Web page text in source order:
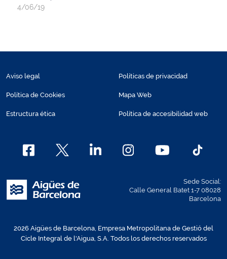
4/06/19
Aviso legal
Política de Cookies
Estructura ética
Políticas de privacidad
Mapa Web
Política de accesibilidad web
Sede Social:
Calle General Batet 1-7 08028
Barcelona
2026 Aigües de Barcelona, Empresa Metropolitana de Gestió del
Cicle Integral de l'Aigua, S.A. Todos los derechos reservados